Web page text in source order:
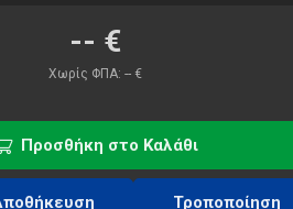
-- €
Χωρίς ΦΠΑ: --€
Προσθήκη στο Καλάθι
Τροποποίηση